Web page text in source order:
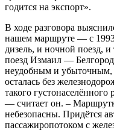
годится на экспорт».
В ходе разговора
нашем маршруте — с
дизель, и ночной поезд,
поезд Измаил —
неудобным и убыточным,
осталась без
такого
— считает он. –
небезопасны. Придётся
пассажиропотоком с